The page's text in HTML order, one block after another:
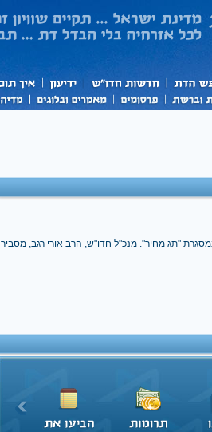
"תג מחיר". מנכ"ל חדו"ש, הרב אורי רגב, מסביר